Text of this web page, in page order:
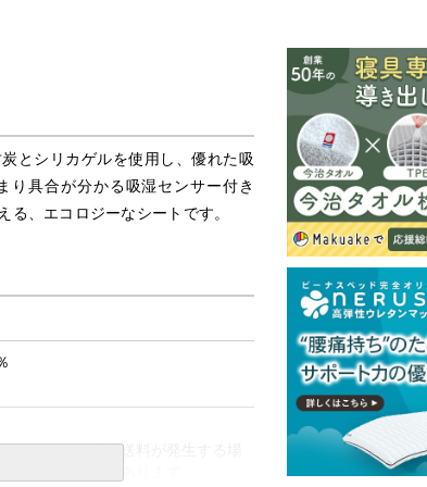
とシリカゲルを使用し、優れた吸
り具合が分かる吸湿センサー付き
る、エコロジーなシートです。
お届けは別途送料が発生する場
更になる場合があります。